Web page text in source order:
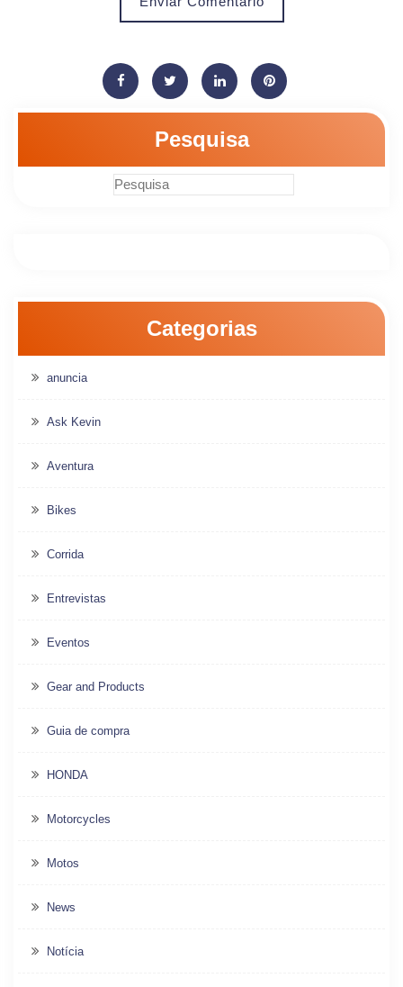
Pesquisa
Categorias
anuncia
Ask Kevin
Aventura
Bikes
Corrida
Entrevistas
Eventos
Gear and Products
Guia de compra
HONDA
Motorcycles
Motos
News
Notícia